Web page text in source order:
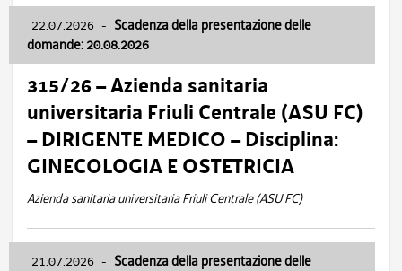
22.07.2026 - Scadenza della presentazione delle
domande: 20.08.2026
315/26 – Azienda sanitaria
universitaria Friuli Centrale (ASU FC)
– DIRIGENTE MEDICO – Disciplina:
GINECOLOGIA E OSTETRICIA
Azienda sanitaria universitaria Friuli Centrale (ASU FC)
21.07.2026 - Scadenza della presentazione delle